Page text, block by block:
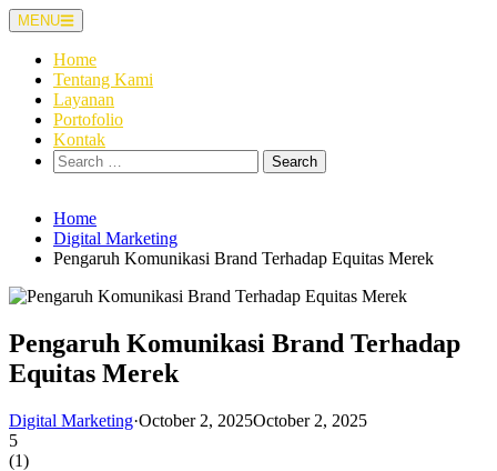
Skip
to
content
MENU
Home
Tentang Kami
Layanan
Portofolio
Kontak
Search
for:
Home
Digital Marketing
Pengaruh Komunikasi Brand Terhadap Equitas Merek
Pengaruh Komunikasi Brand Terhadap
Equitas Merek
Digital Marketing·October 2, 2025October 2, 2025
5
(1)